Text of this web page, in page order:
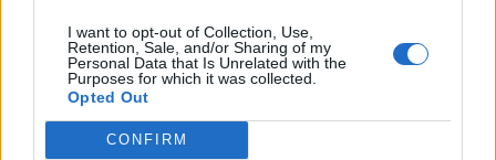
I want to opt-out of Collection, Use,
Retention, Sale, and/or Sharing of my
Personal Data that Is Unrelated with the
Purposes for which it was collected.
Opted Out
CONFIRM